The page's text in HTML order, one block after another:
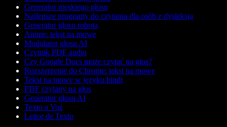
Generator męskiego głosu
Najlepsze programy do czytania dla osób z dysleksją
Generator głosu robota
Anime: tekst na mowę
Modulator głosu AI
Czytnik PDF audio
Czy Google Docs może czytać na głos?
Rozszerzenie do Chrome: tekst na mowę
Tekst na mowę w języku hindi
PDF czytany na głos
Generator głosu AI
Texto a Voz
Leitor de Texto